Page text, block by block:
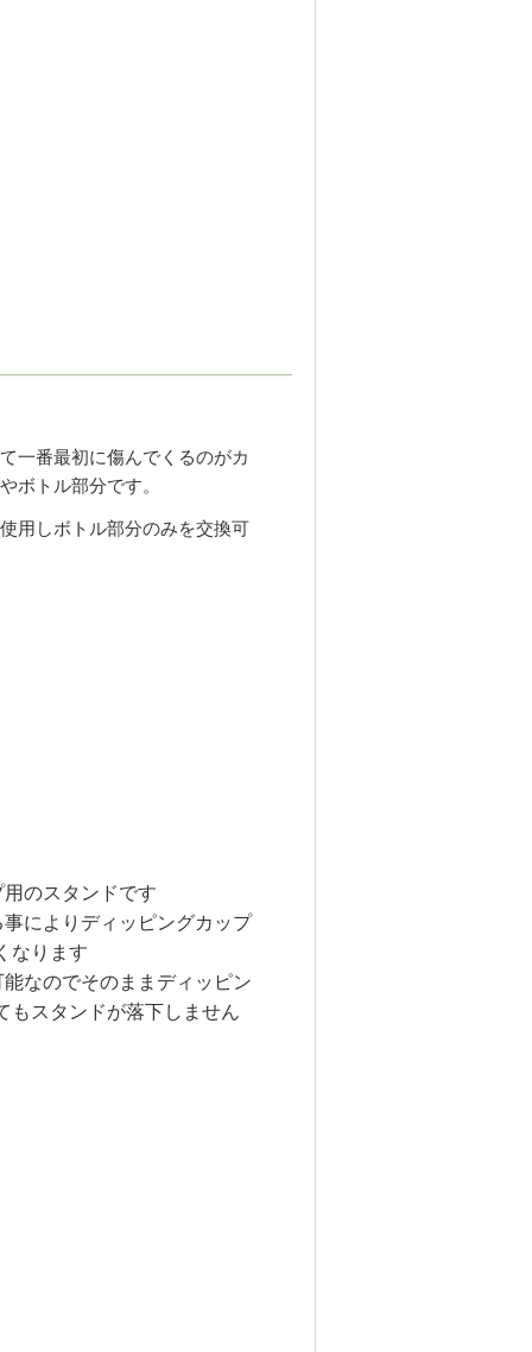
一番最初に傷んでくるのがカ
ボトル部分です。
用しボトル部分のみを交換可
のスタンドです
によりディッピングカップ
なります
なのでそのままディッピン
もスタンドが落下しません